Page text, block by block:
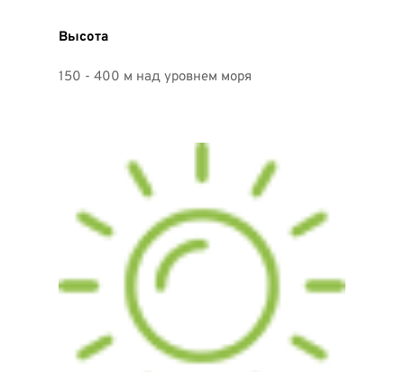
Высота
150 - 400 м над уровнем моря